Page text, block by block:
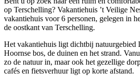
op Terschelling? Vakantiehuis ’t Veilige
vakantiehuis voor 6 personen, gelegen in
de oostkant van Terschelling.
Het vakantiehuis ligt dichtbij natuurgebied
Hoornse bos, de duinen en het strand.
zo de natuur in, maar ook het gezellige
cafés en fietsverhuur ligt op korte afstand.